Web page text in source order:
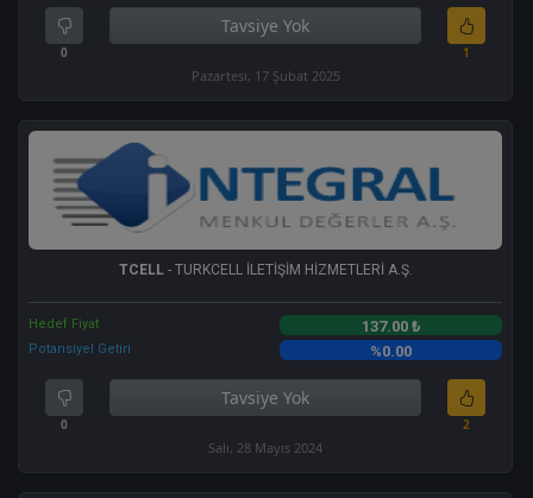
0
Tavsiye Yok
1
Pazartesi, 17 Şubat 2025
TCELL- TURKCELL İLETİŞİM HİZMETLERİ A.Ş.
Hedef Fiyat 137.00 ₺
Potansiyel Getiri %0.00
0
Tavsiye Yok
2
Salı, 28 Mayıs 2024